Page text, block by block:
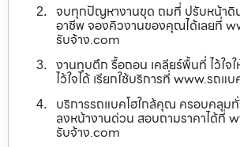
จบทุกปัญหางานขุด ถมที่ ปรับหน้าดิ
อาชีพ จองคิวงานของคุณได้เลยที่
รับจ้าง.com
งานทุบตึก รื้อถอน เคลียร์พื้นที่ ไว้ใจ
ไว้ใจได้ เรียกใช้บริการที่ www.รถแ
บริการรถแบคโฮใกล้คุณ ครอบคลุม
ลงหน้างานด่วน สอบถามราคาได้ที่
รับจ้าง.com